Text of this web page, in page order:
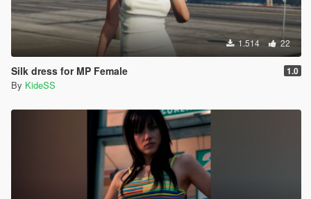
1.514 22
Silk dress for MP Female 1.0
By KideSS